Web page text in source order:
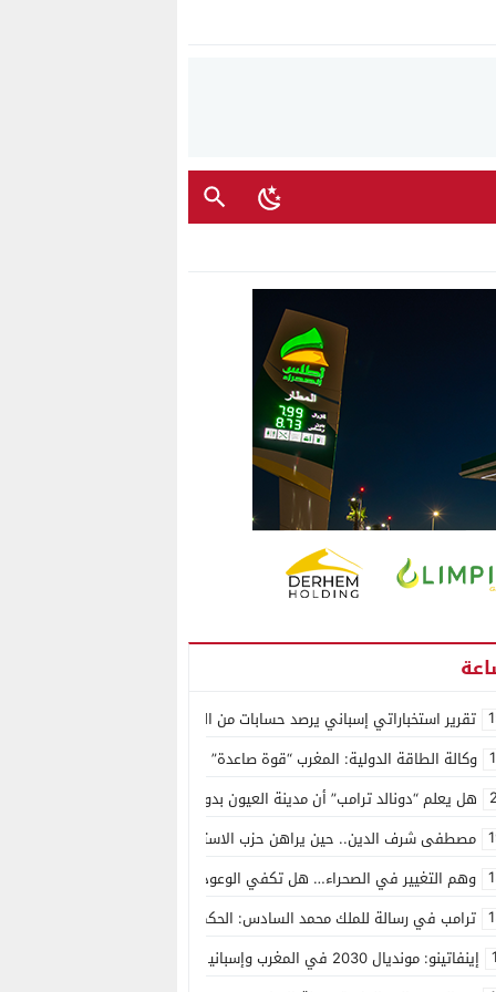
تقرير استخباراتي إسباني يرصد حسابات من الجزائر وأرقاما بـ”213+” ضمن حملة رقمية منظمة حرّضت على اقتحام سبتة
وكالة الطاقة الدولية: المغرب “قوة صاعدة” في سوق المعادن الاستراتيجية
هل يعلم “دونالد ترامب” أن مدينة العيون بدون ماء؟
مصطفى شرف الدين.. حين يراهن حزب الاستقلال على الكفاءة ويمنح الشباب
وهم التغيير في الصحراء… هل تكفي الوعود الفارغة لصناعة الواقع؟
ترامب في رسالة للملك محمد السادس: الحكم الذاتي هو الأساس الوحيد لحل
إينفاتينو: مونديال 2030 في المغرب وإسبانيا والبرتغال سيكون “الأجمل في التاريخ”